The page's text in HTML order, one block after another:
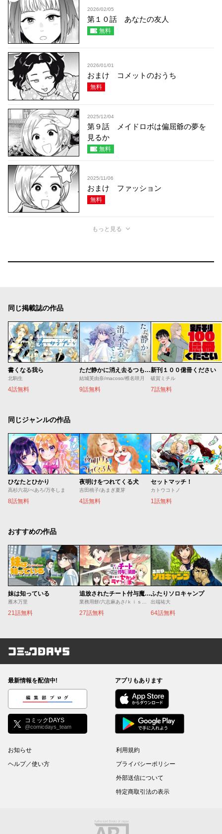
2026/02/05
第１０話 あなたの友人
無料
2026/01/01
おまけ コメットのおうち
無料
2025/12/04
第９話 メイドロボは偏屈爺の夢を
見るか
無料
2025/11/06
おまけ ファッション
無料
もっと見る
同じ掲載誌の作品
書くなる我ら
北駒生
4話無料
ただ静かに消え去るつもりでした
結城芙由奈/macoso/椎名咲月
9話無料
新刊１００億冊ください
破賀ミチル
7話無料
同じジャンルの作品
ひなたとひかり
高杉六花/べあろ/万冬しま
8話無料
夜明けをつれてくる犬
吉田桃子/あまぎ夏芽
4話無料
セットマッチ！
カトウコトノ
1話無料
おすすめの作品
妹は知っている
雁木万里
21話無料
追放されたチート付与魔術師は気ままなセカンドライフを謳歌する。 ～俺は武器だけじゃなく、あらゆるものに『強化ポイント』を付与できるし、俺の意思でいつでも効果を解除できるけど、残った人たち大丈夫？～
27話無料
ふたりソロキャンプ
出端祐大
64話無料
コミックDAYS
最新情報を配信中!
編集部ブログ
コミックDAYS
@comicdays_team
アプリもあります
お知らせ
ヘルプ／使い方
利用規約
プライバシーポリシー
外部送信について
特定商取引法の表示